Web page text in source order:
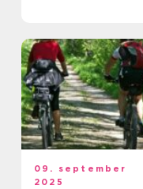
09. september
2025